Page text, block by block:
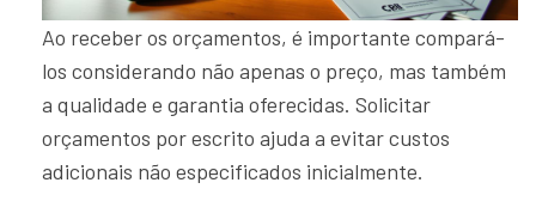
Ao receber os orçamentos, é importante compará-
los considerando não apenas o preço, mas também
a qualidade e garantia oferecidas. Solicitar
orçamentos por escrito ajuda a evitar custos
adicionais não especificados inicialmente.